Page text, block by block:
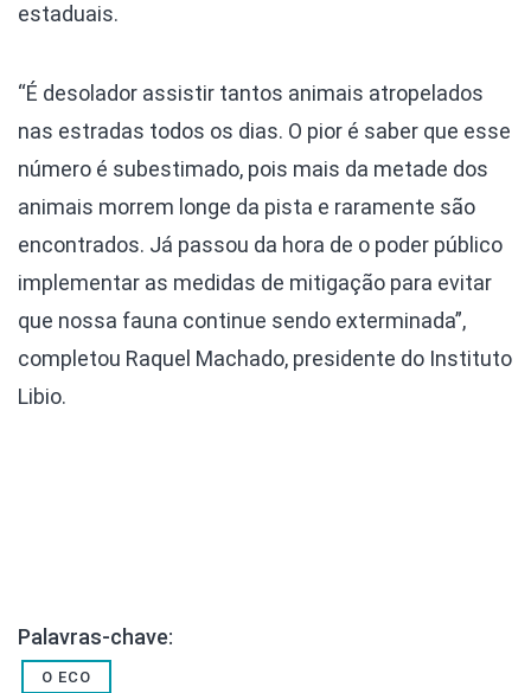
estaduais.
“É desolador assistir tantos animais atropelados
nas estradas todos os dias. O pior é saber que esse
número é subestimado, pois mais da metade dos
animais morrem longe da pista e raramente são
encontrados. Já passou da hora de o poder público
implementar as medidas de mitigação para evitar
que nossa fauna continue sendo exterminada”,
completou Raquel Machado, presidente do Instituto
Libio.
Palavras-chave:
O ECO